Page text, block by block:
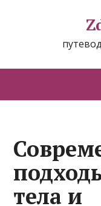
тела и